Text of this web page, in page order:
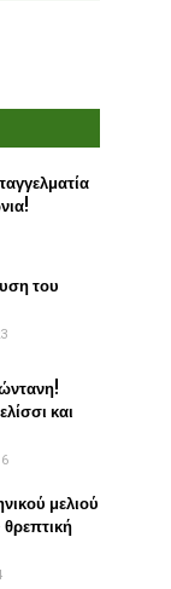
του
και
μελιού
θρεπτική